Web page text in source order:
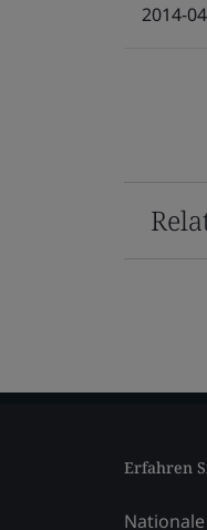
2014-
Erfahren
Nationale